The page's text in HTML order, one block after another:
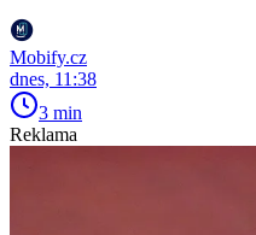
Mobify.cz
dnes, 11:38
3 min
Reklama